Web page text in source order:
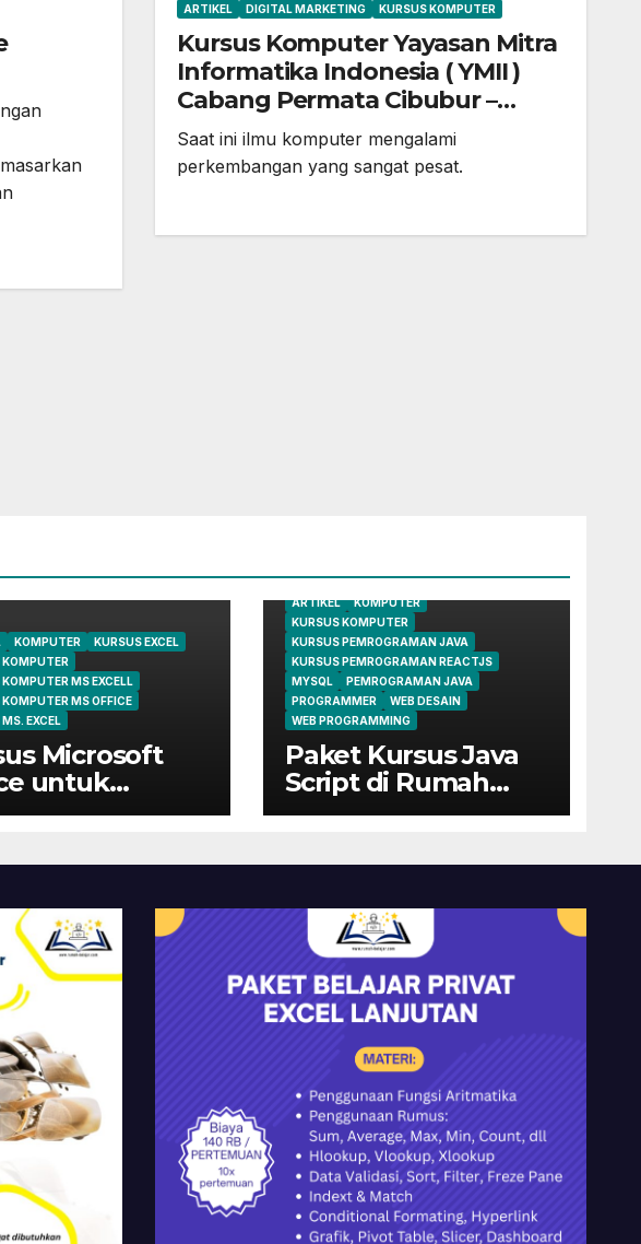
ARTIKEL DIGITAL MARKETING KURSUS KOMPUTER
Kursus Komputer Yayasan Mitra
Informatika Indonesia ( YMII )
Cabang Permata Cibubur –
Cileungsi Bogor
Saat ini ilmu komputer mengalami
perkembangan yang sangat pesat.
KOMPUTER
KURSUS EXCEL
KOMPUTER
MS EXCELL
MS OFFICE
EXCEL
Microsoft
untuk
ARTIKEL
KOMPUTER
KURSUS KOMPUTER
KURSUS PEMROGRAMAN JAVA
KURSUS PEMROGRAMAN REACTJS
MYSQL
PEMROGRAMAN JAVA
PROGRAMMER
WEB DESAIN
WEB PROGRAMMING
Paket Kursus Java
Script di Rumah
Belajar Komputer